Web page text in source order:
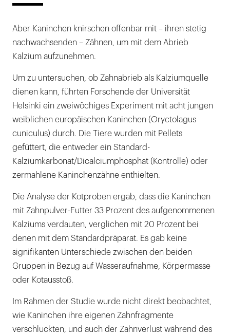
Aber Kaninchen knirschen offenbar mit – ihren stetig
nachwachsenden – Zähnen, um mit dem Abrieb
Kalzium aufzunehmen.
Um zu untersuchen, ob Zahnabrieb als Kalziumquelle
dienen kann, führten Forschende der Universität
Helsinki ein zweiwöchiges Experiment mit acht jungen
weiblichen europäischen Kaninchen (Oryctolagus
cuniculus) durch. Die Tiere wurden mit Pellets
gefüttert, die entweder ein Standard-
Kalziumkarbonat/Dicalciumphosphat (Kontrolle) oder
zermahlene Kaninchenzähne enthielten.
Die Analyse der Kotproben ergab, dass die Kaninchen
mit Zahnpulver-Futter 33 Prozent des aufgenommenen
Kalziums verdauten, verglichen mit 20 Prozent bei
denen mit dem Standardpräparat. Es gab keine
signifikanten Unterschiede zwischen den beiden
Gruppen in Bezug auf Wasseraufnahme, Körpermasse
oder Kotausstoß.
Im Rahmen der Studie wurde nicht direkt beobachtet,
wie Kaninchen ihre eigenen Zahnfragmente
verschluckten, und auch der Zahnverlust während des